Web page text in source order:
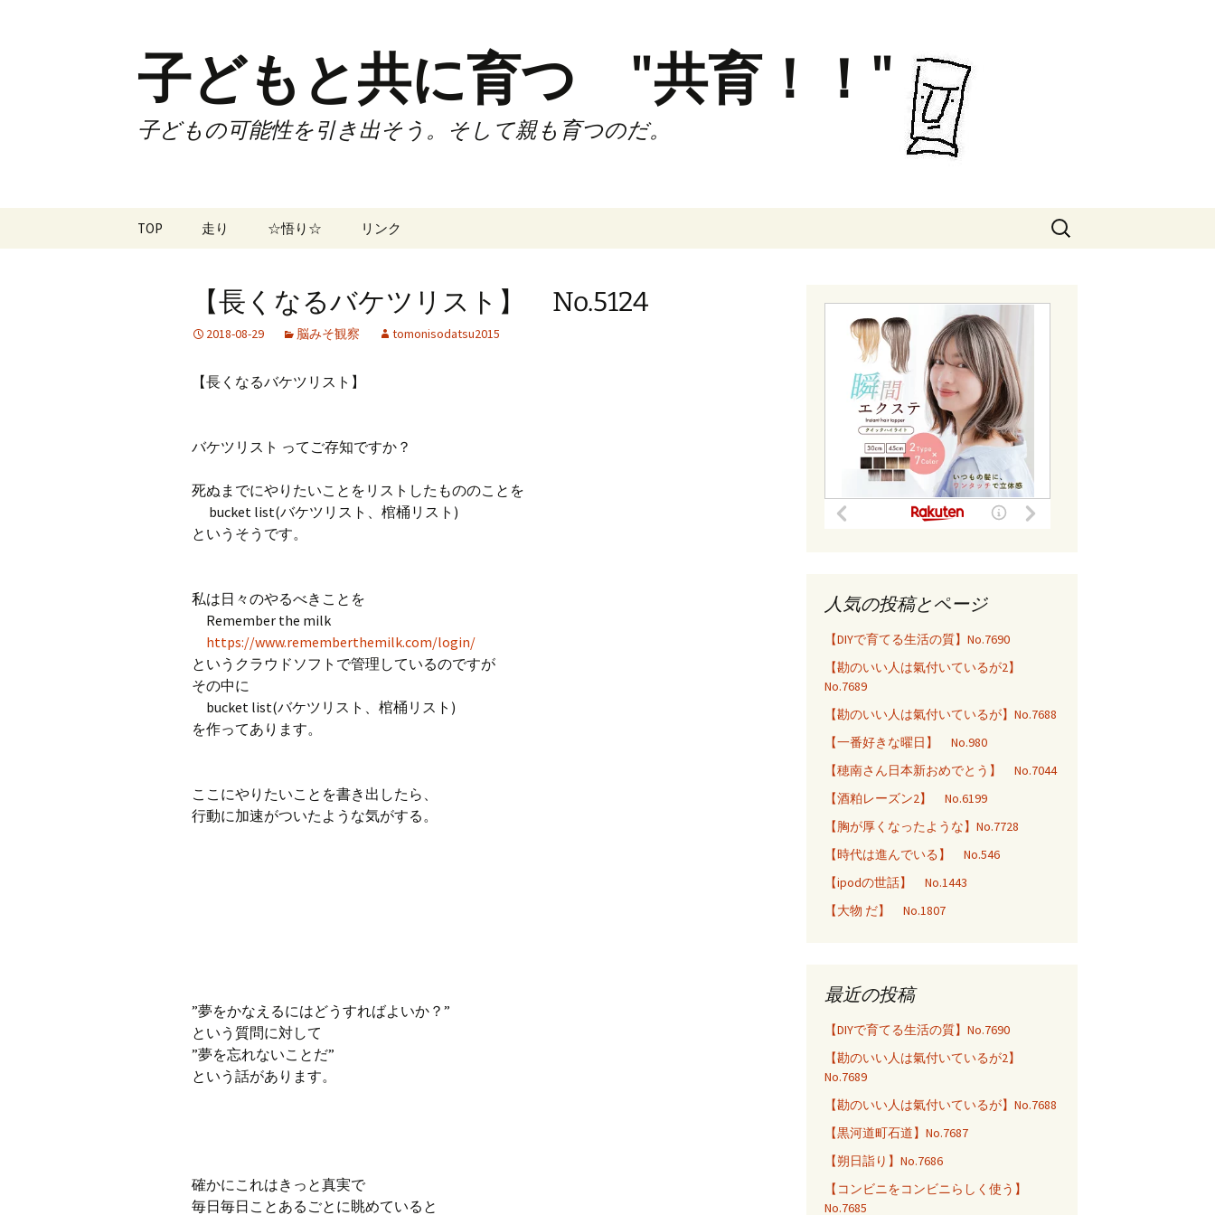
子どもと共に育つ "共育！！"
子どもの可能性を引き出そう。そして親も育つのだ。
TOP 走り
試合
☆悟り☆ リンク
旧ブログ(楽天日誌)
ポイントタウン
検
索:
【長くなるバケツリスト】 No.5124
2018-08-29 脳みそ観察 tomonisodatsu2015
【長くなるバケツリスト】
バケツリスト ってご存知ですか？
死ぬまでにやりたいことをリストしたもののことを
bucket list(バケツリスト、棺桶リスト)
というそうです。
私は日々のやるべきことを
Remember the milk
https://www.rememberthemilk.com/login/
というクラウドソフトで管理しているのですが
その中に
bucket list(バケツリスト、棺桶リスト)
を作ってあります。
ここにやりたいことを書き出したら、
行動に加速がついたような気がする。
”夢をかなえるにはどうすればよいか？”
という質問に対して
”夢を忘れないことだ”
という話があります。
確かにこれはきっと真実で
毎日毎日ことあるごとに眺めていると
人気の投稿とページ
【DIYで育てる生活の質】No.7690
【勘のいい人は氣付いているが2】
No.7689
【勘のいい人は氣付いているが】No.7688
【一番好きな曜日】 No.980
【穂南さん日本新おめでとう】 No.7044
【酒粕レーズン2】 No.6199
【胸が厚くなったような】No.7728
【時代は進んでいる】 No.546
【ipodの世話】 No.1443
【大物 だ】 No.1807
最近の投稿
【DIYで育てる生活の質】No.7690
【勘のいい人は氣付いているが2】
No.7689
【勘のいい人は氣付いているが】No.7688
【黒河道町石道】No.7687
【朔日詣り】No.7686
【コンビニをコンビニらしく使う】
No.7685